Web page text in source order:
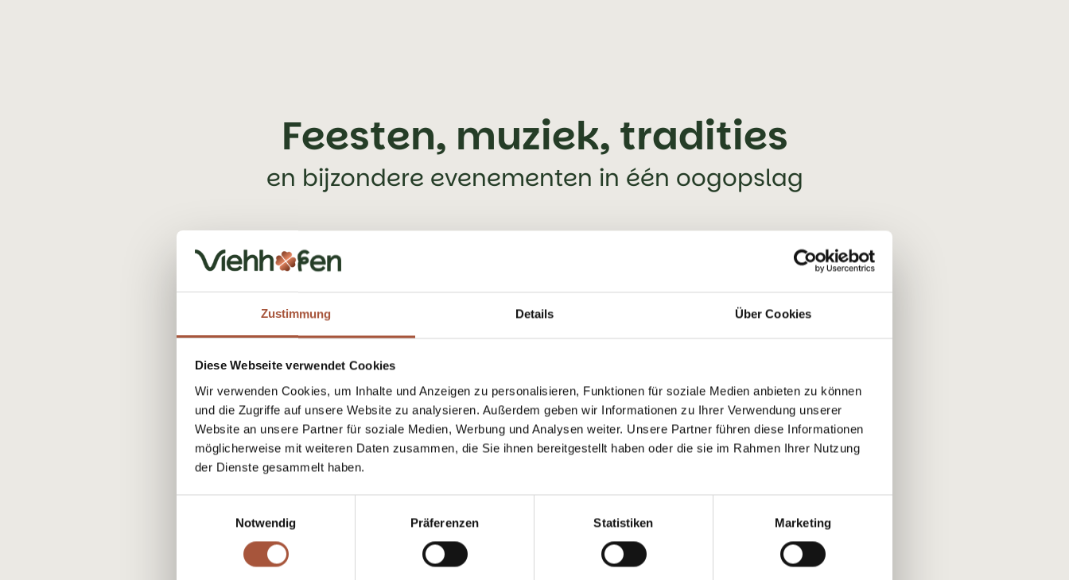
Zustimmung Details Über Cookies
Diese Webseite verwendet Cookies
Wir verwenden Cookies, um Inhalte und Anzeigen zu personalisieren, Funktionen für soziale Medien anbieten zu können
und die Zugriffe auf unsere Website zu analysieren. Außerdem geben wir Informationen zu Ihrer Verwendung unserer
Website an unsere Partner für soziale Medien, Werbung und Analysen weiter. Unsere Partner führen diese Informationen
möglicherweise mit weiteren Daten zusammen, die Sie ihnen bereitgestellt haben oder die sie im Rahmen Ihrer Nutzung
der Dienste gesammelt haben.
Notwendig
Präferenzen Statistiken Marketing
Feesten, muziek, tradities
en bijzondere evenementen in één oogopslag